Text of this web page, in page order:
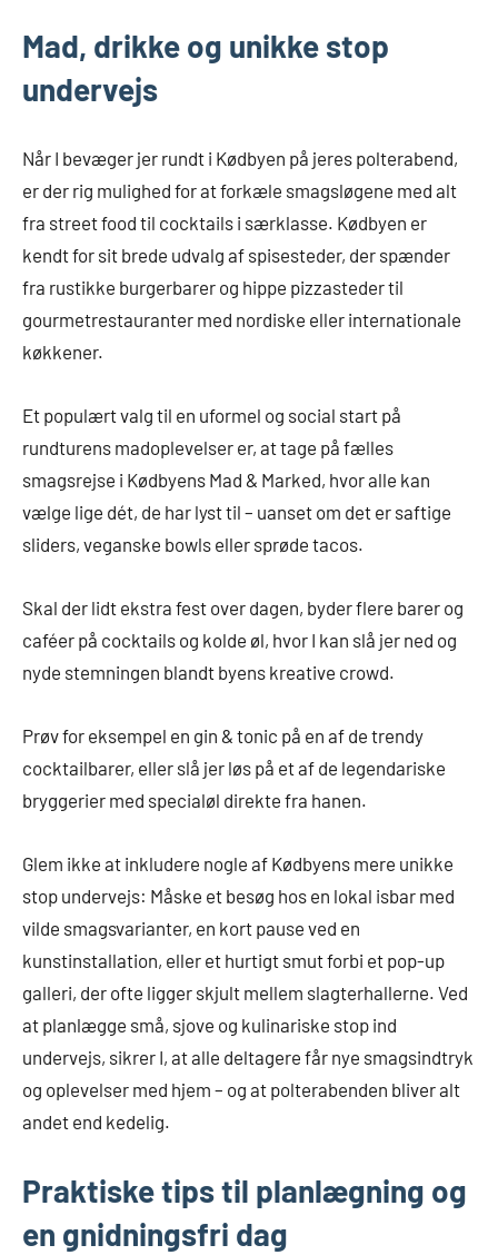
Mad, drikke og unikke stop
undervejs
Når I bevæger jer rundt i Kødbyen på jeres polterabend,
er der rig mulighed for at forkæle smagsløgene med alt
fra street food til cocktails i særklasse. Kødbyen er
kendt for sit brede udvalg af spisesteder, der spænder
fra rustikke burgerbarer og hippe pizzasteder til
gourmetrestauranter med nordiske eller internationale
køkkener.
Et populært valg til en uformel og social start på
rundturens madoplevelser er, at tage på fælles
smagsrejse i Kødbyens Mad & Marked, hvor alle kan
vælge lige dét, de har lyst til – uanset om det er saftige
sliders, veganske bowls eller sprøde tacos.
Skal der lidt ekstra fest over dagen, byder flere barer og
caféer på cocktails og kolde øl, hvor I kan slå jer ned og
nyde stemningen blandt byens kreative crowd.
Prøv for eksempel en gin & tonic på en af de trendy
cocktailbarer, eller slå jer løs på et af de legendariske
bryggerier med specialøl direkte fra hanen.
Glem ikke at inkludere nogle af Kødbyens mere unikke
stop undervejs: Måske et besøg hos en lokal isbar med
vilde smagsvarianter, en kort pause ved en
kunstinstallation, eller et hurtigt smut forbi et pop-up
galleri, der ofte ligger skjult mellem slagterhallerne. Ved
at planlægge små, sjove og kulinariske stop ind
undervejs, sikrer I, at alle deltagere får nye smagsindtryk
og oplevelser med hjem – og at polterabenden bliver alt
andet end kedelig.
Praktiske tips til planlægning og
en gnidningsfri dag